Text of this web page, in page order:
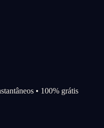
• 100% grátis